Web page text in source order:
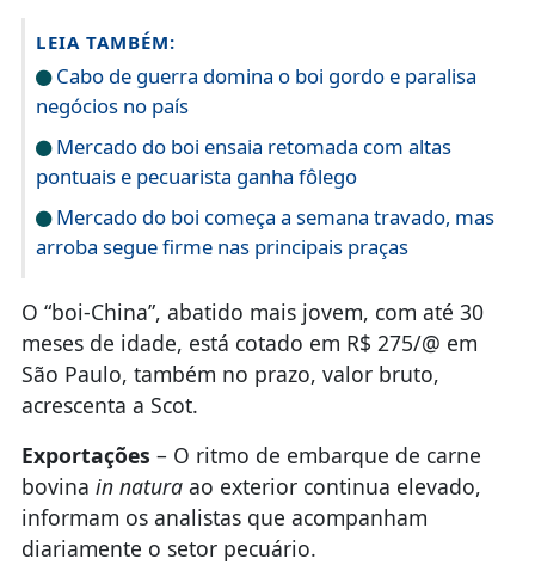
LEIA TAMBÉM:
Cabo de guerra domina o boi gordo e paralisa
negócios no país
Mercado do boi ensaia retomada com altas
pontuais e pecuarista ganha fôlego
Mercado do boi começa a semana travado, mas
arroba segue firme nas principais praças
O “boi-China”, abatido mais jovem, com até 30
meses de idade, está cotado em R$ 275/@ em
São Paulo, também no prazo, valor bruto,
acrescenta a Scot.
Exportações – O ritmo de embarque de carne
bovina in naturaao exterior continua elevado,
informam os analistas que acompanham
diariamente o setor pecuário.